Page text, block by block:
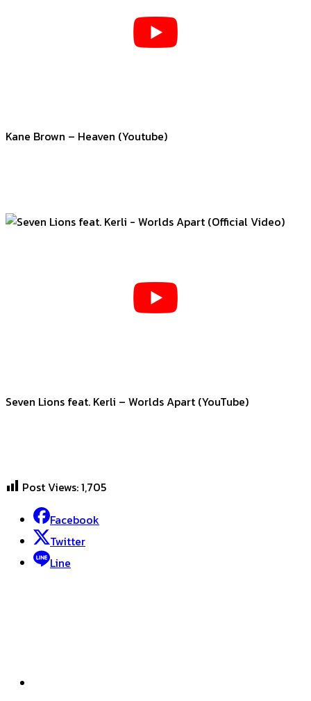
Kane Brown – Heaven (Youtube)
Seven Lions feat. Kerli – Worlds Apart (YouTube)
Post Views:1,705
Facebook
Twitter
Line